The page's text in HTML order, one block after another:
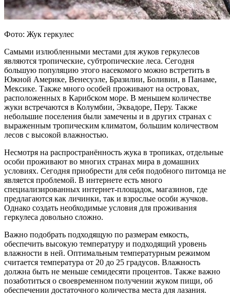
Фото: Жук геркулес
Самыми излюбленными местами для жуков геркулесов
являются тропические, субтропические леса. Сегодня
большую популяцию этого насекомого можно встретить в
Южной Америке, Венесуэле, Бразилии, Боливии, в Панаме,
Мексике. Также много особей проживают на островах,
расположенных в Карибском море. В меньшем количестве
жуки встречаются в Колумбии, Эквадоре, Перу. Также
небольшие поселения были замечены и в других странах с
выраженным тропическим климатом, большим количеством
лесов с высокой влажностью.
Несмотря на распространённость жука в тропиках, отдельные
особи проживают во многих странах мира в домашних
условиях. Сегодня приобрести для себя подобного питомца не
является проблемой. В интернете есть много
специализированных интернет-площадок, магазинов, где
предлагаются как личинки, так и взрослые особи жучков.
Однако создать необходимые условия для проживания
геркулеса довольно сложно.
Важно подобрать подходящую по размерам емкость,
обеспечить высокую температуру и подходящий уровень
влажности в ней. Оптимальным температурным режимом
считается температура от 20 до 25 градусов. Влажность
должна быть не меньше семидесяти процентов. Также важно
позаботиться о своевременном получении жуком пищи, об
обеспечении достаточного количества места для лазания.